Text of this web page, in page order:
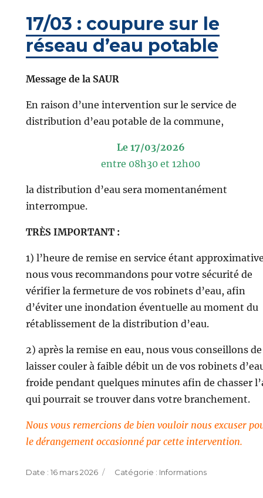
17/03 : coupure sur le
réseau d’eau potable
Message de la SAUR
En raison d’une intervention sur le service de
distribution d’eau potable de la commune,
Le 17/03/2026
entre 08h30 et 12h00
la distribution d’eau sera momentanément
interrompue.
TRÈS IMPORTANT :
1) l’heure de remise en service étant
nous vous recommandons pour votre sécurité de
vérifier la fermeture de vos robinets d’eau, afin
d’éviter une inondation éventuelle au moment du
rétablissement de la distribution d’eau.
2) après la remise en eau, nous vous conseillons de
laisser couler à faible débit un de vos robinets
froide pendant quelques minutes afin de chasser
qui pourrait se trouver dans votre branchement.
Nous vous remercions de bien vouloir nous excuser
le dérangement occasionné par cette intervention.
Publié
16 mars 2026 Catégories
Informations